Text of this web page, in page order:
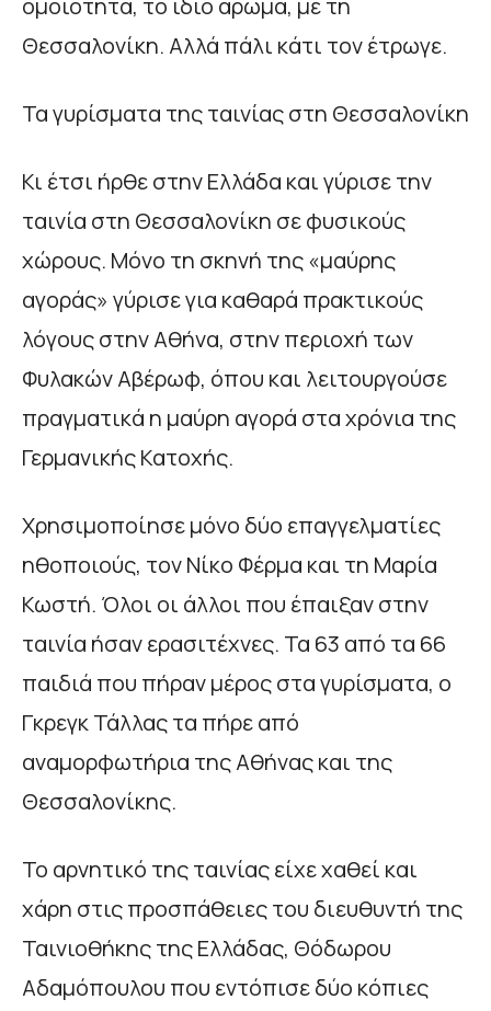
ομοιότητα, το ίδιο άρωμα, με τη
Θεσσαλονίκη. Αλλά πάλι κάτι τον έτρωγε.
Τα γυρίσματα της ταινίας στη Θεσσαλονίκη
Κι έτσι ήρθε στην Ελλάδα και γύρισε την
ταινία στη Θεσσαλονίκη σε φυσικούς
χώρους. Μόνο τη σκηνή της «μαύρης
αγοράς» γύρισε για καθαρά πρακτικούς
λόγους στην Αθήνα, στην περιοχή των
Φυλακών Αβέρωφ, όπου και λειτουργούσε
πραγματικά η μαύρη αγορά στα χρόνια της
Γερμανικής Κατοχής.
Χρησιμοποίησε μόνο δύο επαγγελματίες
ηθοποιούς, τον Νίκο Φέρμα και τη Μαρία
Κωστή. Όλοι οι άλλοι που έπαιξαν στην
ταινία ήσαν ερασιτέχνες. Τα 63 από τα 66
παιδιά που πήραν μέρος στα γυρίσματα, ο
Γκρεγκ Τάλλας τα πήρε από
αναμορφωτήρια της Αθήνας και της
Θεσσαλονίκης.
Το αρνητικό της ταινίας είχε χαθεί και
χάρη στις προσπάθειες του διευθυντή της
Ταινιοθήκης της Ελλάδας, Θόδωρου
Αδαμόπουλου που εντόπισε δύο κόπιες